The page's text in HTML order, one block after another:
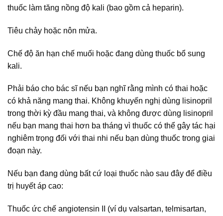
thuốc làm tăng nồng độ kali (bao gồm cả heparin).
Tiêu chảy hoặc nôn mửa.
Chế độ ăn hạn chế muối hoặc đang dùng thuốc bổ sung
kali.
Phải báo cho bác sĩ nếu bạn nghĩ rằng mình có thai hoặc
có khả năng mang thai. Không khuyến nghị dùng lisinopril
trong thời kỳ đầu mang thai, và không được dùng lisinopril
nếu bạn mang thai hơn ba tháng vì thuốc có thể gây tác hại
nghiêm trọng đối với thai nhi nếu bạn dùng thuốc trong giai
đoạn này.
Nếu bạn đang dùng bất cứ loại thuốc nào sau đây để điều
trị huyết áp cao:
Thuốc ức chế angiotensin II (ví dụ valsartan, telmisartan,